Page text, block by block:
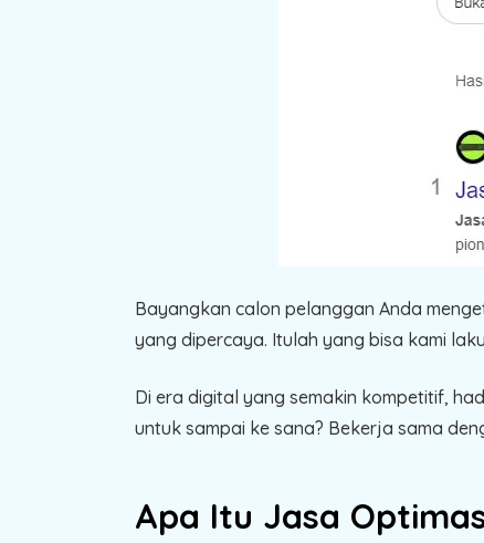
Bayangkan calon pelanggan Anda
yang dipercaya. Itulah yang bisa kami
Di era digital yang semakin kompetitif,
untuk sampai ke sana? Bekerja sama
Apa Itu Jasa